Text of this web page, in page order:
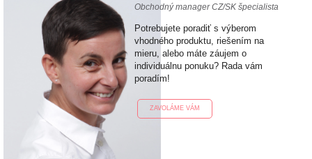
Obchodný manager CZ/SK špecialista
Potrebujete poradiť s výberom
vhodného produktu, riešením na
mieru, alebo máte záujem o
individuálnu ponuku? Rada vám
poradím!
ZAVOLÁME VÁM